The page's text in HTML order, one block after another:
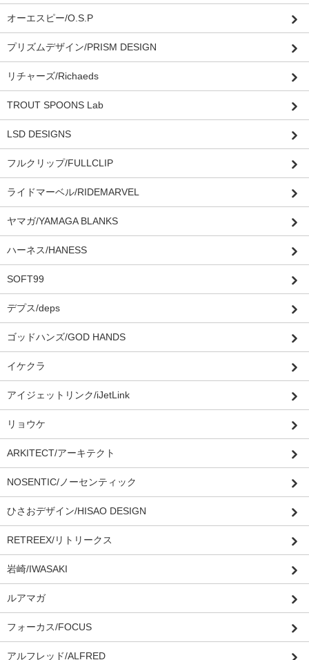
オーエスピー/O.S.P
プリズムデザイン/PRISM DESIGN
リチャーズ/Richaeds
TROUT SPOONS Lab
LSD DESIGNS
フルクリップ/FULLCLIP
ライドマーベル/RIDEMARVEL
ヤマガ/YAMAGA BLANKS
ハーネス/HANESS
SOFT99
デプス/deps
ゴッドハンズ/GOD HANDS
イケクラ
アイジェットリンク/iJetLink
リョウケ
ARKITECT/アーキテクト
NOSENTIC/ノーセンティック
ひさおデザイン/HISAO DESIGN
RETREEX/リトリークス
岩崎/IWASAKI
ルアマガ
フォーカス/FOCUS
アルフレッド/ALFRED